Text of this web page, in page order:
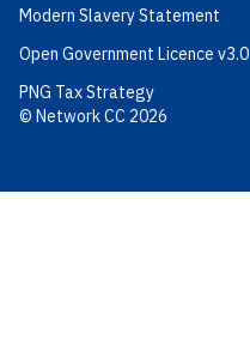
Modern Slavery Statement
Open Government Licence v3.0
PNG Tax Strategy
© Network CC 2026